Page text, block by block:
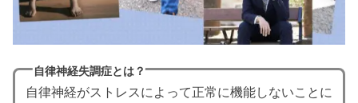
自律神経失調症とは？
自律神経がストレスによって正常に機能しないことに